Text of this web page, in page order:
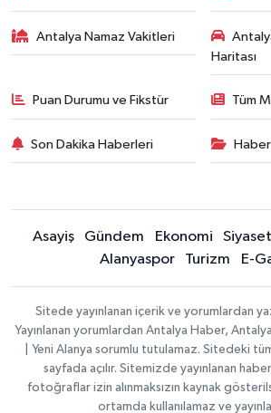
Antalya Namaz Vakitleri
Haritası
Puan Durumu ve Fikstür Tüm
Son Dakika Haberleri
Asayiş Gündem Ekonomi Siyaset
Alanyaspor
Turizm E-
Sitede yayınlanan içerik ve yorumlardan
Yayınlanan yorumlardan Antalya Haber,
| Yeni Alanya sorumlu tutulamaz. Sitedeki
sayfada açılır. Sitemizde yayınlanan
fotoğraflar izin alınmaksızın kaynak
ortamda kullanılamaz ve